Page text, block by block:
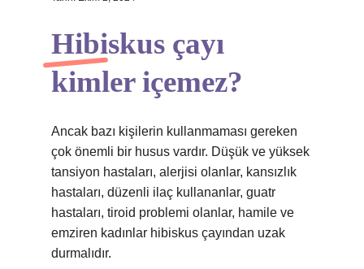
Hibiskus çayı
kimler içemez?
Ancak bazı kişilerin kullanmaması gereken
çok önemli bir husus vardır. Düşük ve yüksek
tansiyon hastaları, alerjisi olanlar, kansızlık
hastaları, düzenli ilaç kullananlar, guatr
hastaları, tiroid problemi olanlar, hamile ve
emziren kadınlar hibiskus çayından uzak
durmalıdır.